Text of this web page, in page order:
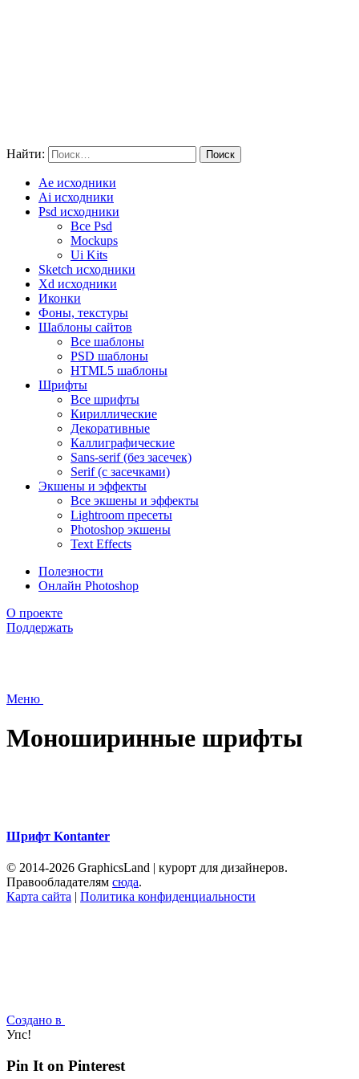
Найти:
Ae исходники
Ai исходники
Psd исходники
Все Psd
Mockups
Ui Kits
Sketch исходники
Xd исходники
Иконки
Фоны, текстуры
Шаблоны сайтов
Все шаблоны
PSD шаблоны
HTML5 шаблоны
Шрифты
Все шрифты
Кириллические
Декоративные
Каллиграфические
Sans-serif (без засечек)
Serif (с засечками)
Экшены и эффекты
Все экшены и эффекты
Lightroom пресеты
Photoshop экшены
Text Effects
Полезности
Онлайн Photoshop
О проекте
Поддержать
Меню
Моноширинные шрифты
Шрифт Kontanter
© 2014-2026 GraphicsLand | курорт для дизайнеров.
Правообладателям сюда.
Карта сайта | Политика конфиденциальности
Создано в
Упс!
Pin It on Pinterest